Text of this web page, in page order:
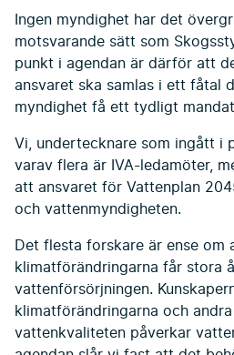
Ingen myndighet har det
motsvarande sätt som
punkt i agendan är därför att
ansvaret ska samlas i ett fåtal
myndighet få ett tydligt
Vi, undertecknare som ingått i
varav flera är IVA-ledamöter,
att ansvaret för Vattenplan
och vattenmyndigheten.
Det flesta forskare är ense om
klimatförändringarna får stora
vattenförsörjningen.
klimatförändringarna och
vattenkvaliteten påverkar